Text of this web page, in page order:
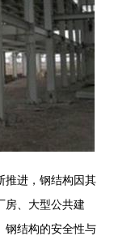
推进，钢结构因其
房、大型公共建
钢结构的安全性与